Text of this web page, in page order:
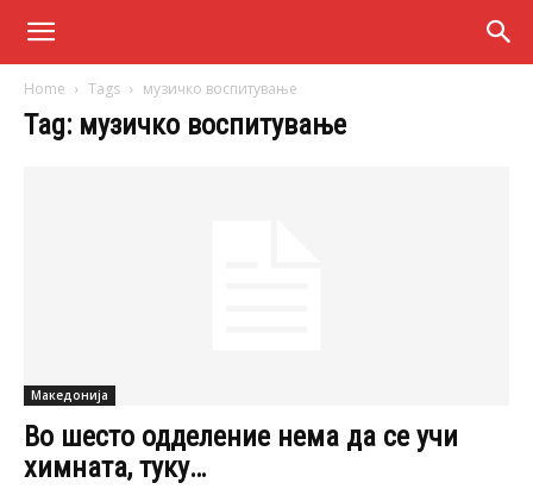
Home Tags музичко воспитување
Tag: музичко воспитување
Македонија
Во шесто одделение нема да се учи
химната, туку…